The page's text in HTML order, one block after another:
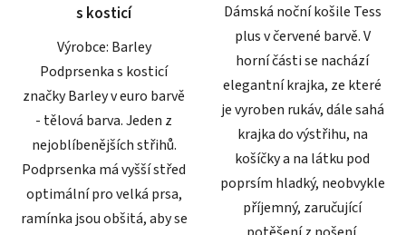
s kosticí
Výrobce: Barley
Podprsenka s kosticí
značky Barley v euro barvě
- tělová barva. Jeden z
nejoblíbenějších střihů.
Podprsenka má vyšší střed
optimální pro velká prsa,
ramínka jsou obšitá, aby se
Dámská noční košile Tess
plus v červené barvě. V
horní části se nachází
elegantní krajka, ze které
je vyroben rukáv, dále sahá
krajka do výstřihu, na
košíčky a na látku pod
poprsím hladký, neobvykle
příjemný, zaručující